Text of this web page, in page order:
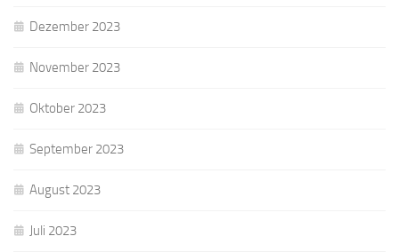
Dezember 2023
November 2023
Oktober 2023
September 2023
August 2023
Juli 2023